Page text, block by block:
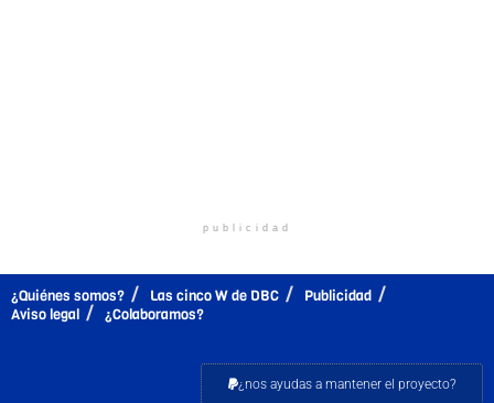
publicidad
¿Quiénes somos? Las cinco W de DBC
Publicidad
Aviso legal
¿Colaboramos?
¿nos ayudas a mantener el proyecto?